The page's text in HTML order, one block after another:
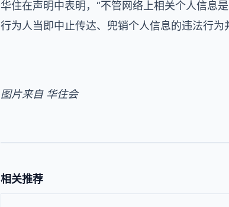
华住在声明中表明，“不管网络上相关个人信息
行为人当即中止传达、兜销个人信息的违法行为
图片来自 华住会
相关推荐